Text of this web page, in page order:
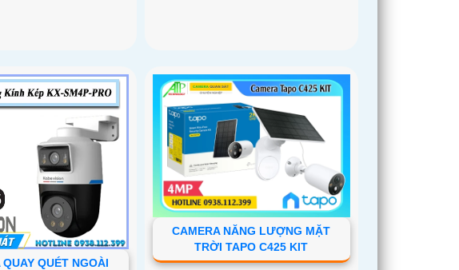
QUÉT NGOÀI
CAMERA NĂNG LƯỢNG MẶT
TRỜI TAPO C425 KIT